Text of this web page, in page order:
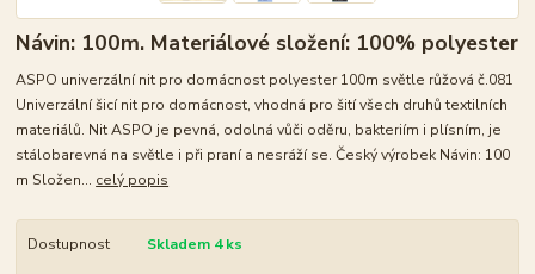
Návin: 100m. Materiálové složení: 100% polyester
ASPO univerzální nit pro domácnost polyester 100m světle růžová č.081
Univerzální šicí nit pro domácnost, vhodná pro šití všech druhů textilních
materiálů. Nit ASPO je pevná, odolná vůči oděru, bakteriím i plísním, je
stálobarevná na světle i při praní a nesráží se. Český výrobek Návin: 100
m Složen... celý popis
Dostupnost Skladem 4 ks